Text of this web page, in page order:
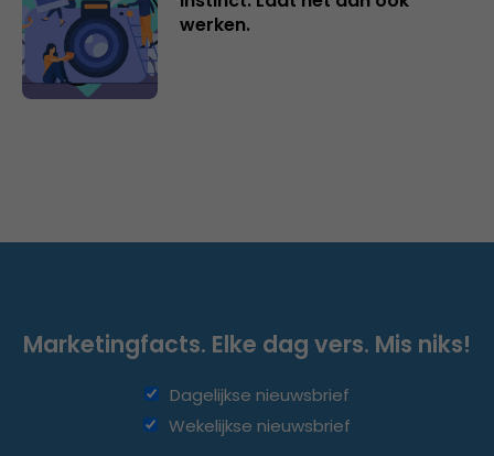
werken.
Marketingfacts. Elke dag vers. Mis niks!
Dagelijkse nieuwsbrief
Wekelijkse nieuwsbrief